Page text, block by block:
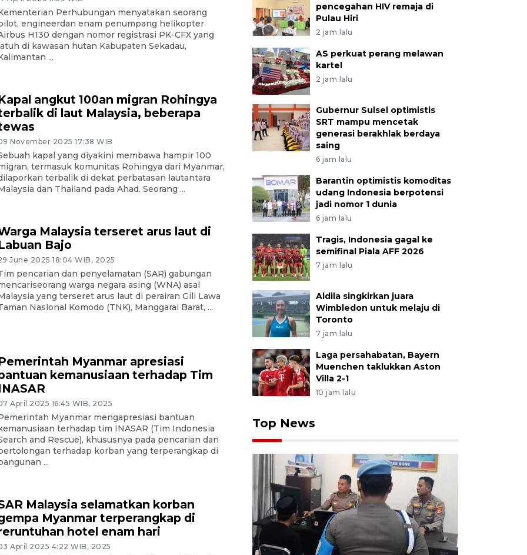
Perhubungan menyatakan seorang
engineerdan enam penumpang helikopter
H130 dengan nomor registrasi PK-CFX yang
di kawasan hutan Kabupaten Sekadau,
...
angkut 100an migran Rohingya
di laut Malaysia, beberapa
November 2025 17:38 WIB
kapal yang diyakini membawa hampir 100
termasuk komunitas Rohingya dari Myanmar,
terbalik di dekat perbatasan lautantara
dan Thailand pada Ahad. Seorang ...
Malaysia terseret arus laut di
Bajo
June 2025 18:04 WIB, 2025
pencarian dan penyelamatan (SAR) gabungan
warga negara asing (WNA) asal
yang terseret arus laut di perairan Gili Lawa
Nasional Komodo (TNK), Manggarai Barat, ...
Myanmar apresiasi
kemanusiaan terhadap Tim
April 2025 16:45 WIB, 2025
Myanmar mengapresiasi bantuan
terhadap tim INASAR (Tim Indonesia
and Rescue), khususnya pada pencarian dan
terhadap korban yang terperangkap di
...
Malaysia selamatkan korban
Myanmar terperangkap di
hotel enam hari
April 2025 4:22 WIB, 2025
pencegahan HIV remaja di
Pulau Hiri
2 jam lalu
AS perkuat perang melawan
kartel
2 jam lalu
Gubernur Sulsel optimistis
SRT mampu mencetak
generasi berakhlak berdaya
saing
6 jam lalu
Barantin optimistis komoditas
udang Indonesia berpotensi
jadi nomor 1 dunia
6 jam lalu
Tragis, Indonesia gagal ke
semifinal Piala AFF 2026
7 jam lalu
Aldila singkirkan juara
Wimbledon untuk melaju di
Toronto
7 jam lalu
Laga persahabatan, Bayern
Muenchen taklukkan Aston
Villa 2-1
10 jam lalu
Top News